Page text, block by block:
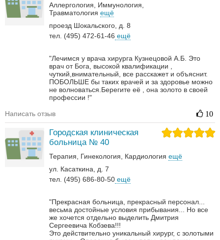
Аллергология
Иммунология
Травматология ещё
проезд Шокальского, д. 8
тел. (495) 472-61-46 ещё
"Лечимся у врача хирурга Кузнецовой А.Б. Это
врач от Бога, высокой квалификации ,
чуткий,внимательный, все расскажет и объяснит.
ПОБОЛЬШЕ бы таких врачей и за здоровье можно
не волноваться.Берегите её , она золото в своей
профессии !"
Написать отзыв 10
Городская клиническая
больница № 40
Терапия Гинекология Кардиология ещё
ул. Касаткина, д. 7
тел. (495) 686-80-50 ещё
"Прекрасная больница, прекрасный персонал...
весьма достойные условия прибывания... Но все
же хочется отдельно выделить Дмитрия
Сергеевича Кобзева!!!
Это действительно уникальный хирург, с золотыми